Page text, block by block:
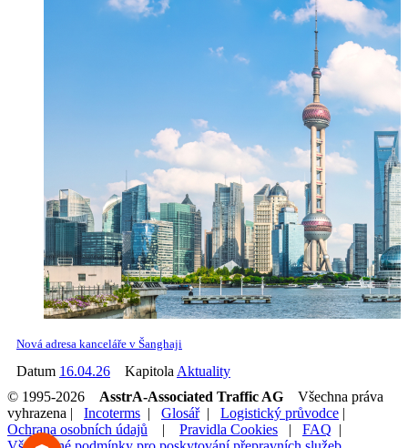
Nová adresa kanceláře v Šanghaji
Datum 16.04.26 Kapitola Aktuality
© 1995-2026 AsstrA-Associated Traffic AG Všechna práva
vyhrazena | Incoterms | Glosář| Logistický průvodce |
Ochrana osobních údajů | Pravidla Cookies | FAQ |